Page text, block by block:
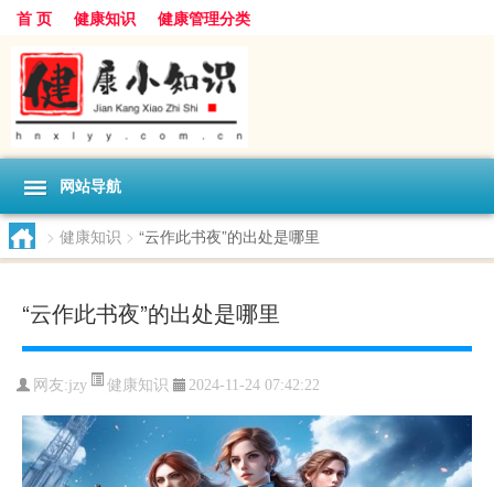
首 页 健康知识 健康管理分类
网站导航
> 健康知识 > “云作此书夜”的出处是哪里
“云作此书夜”的出处是哪里
网友:jzy 健康知识 2024-11-24 07:42:22